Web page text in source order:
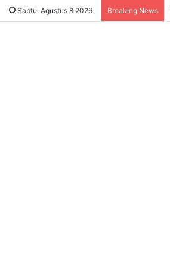
Sabtu, Agustus 8 2026 Breaking News